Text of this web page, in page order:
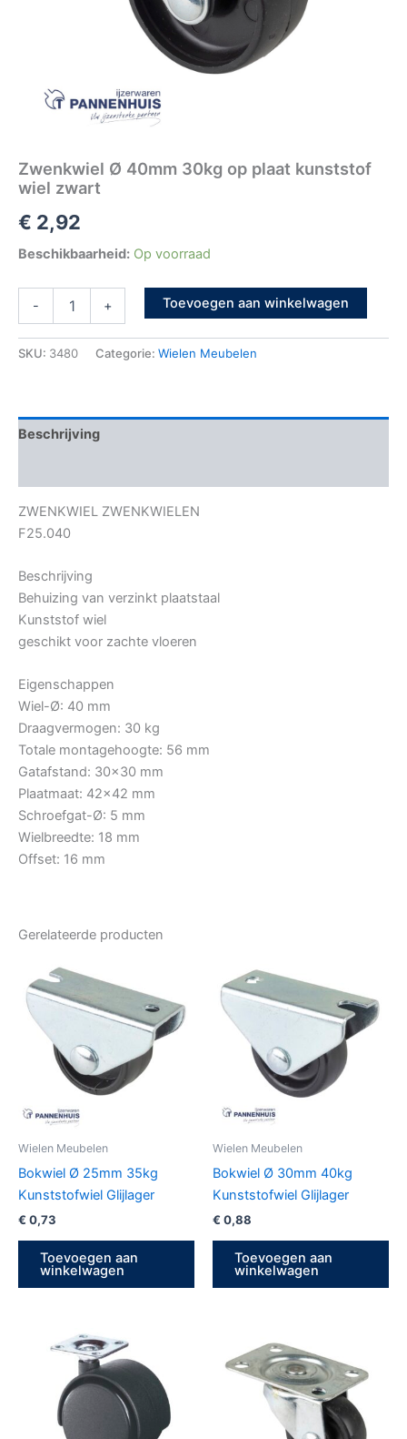
Zwenkwiel Ø 40mm 30kg op plaat kunststof
wiel zwart
€ 2,92
Beschikbaarheid: Op voorraad
- + Toevoegen aan winkelwagen
SKU: 3480 Categorie: Wielen Meubelen
Beschrijving
ZWENKWIEL ZWENKWIELEN
F25.040
Beschrijving
Behuizing van verzinkt plaatstaal
Kunststof wiel
geschikt voor zachte vloeren
Eigenschappen
Wiel-Ø: 40 mm
Draagvermogen: 30 kg
Totale montagehoogte: 56 mm
Gatafstand: 30×30 mm
Plaatmaat: 42×42 mm
Schroefgat-Ø: 5 mm
Wielbreedte: 18 mm
Offset: 16 mm
Gerelateerde producten
Wielen Meubelen
Bokwiel Ø 25mm 35kg
Kunststofwiel Glijlager
€ 0,73
Toevoegen aan
winkelwagen
Wielen Meubelen
Bokwiel Ø 30mm 40kg
Kunststofwiel Glijlager
€ 0,88
Toevoegen aan
winkelwagen